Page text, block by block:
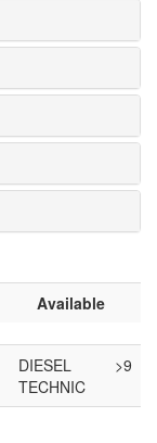
Available
DIESEL
TECHNIC
>9